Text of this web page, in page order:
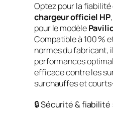
Optez pour la
chargeur officiel HP
pour le modèle
Compatible à 100 %
normes du fabricant,
performances
efficace contre les
surchauffes et
🔒 Sécurité & fiabilité